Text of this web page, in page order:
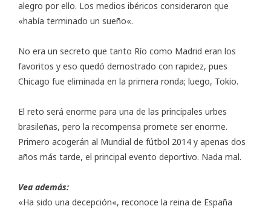
alegro por ello. Los medios ibéricos consideraron que
«había terminado un sueño«.
No era un secreto que tanto Río como Madrid eran los
favoritos y eso quedó demostrado con rapidez, pues
Chicago fue eliminada en la primera ronda; luego, Tokio.
El reto será enorme para una de las principales urbes
brasileñas, pero la recompensa promete ser enorme.
Primero acogerán al Mundial de fútbol 2014 y apenas dos
años más tarde, el principal evento deportivo. Nada mal.
Vea además:
«Ha sido una decepción«, reconoce la reina de España